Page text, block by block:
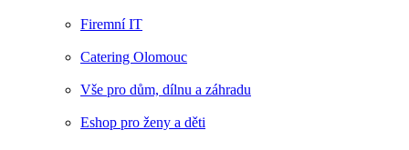
Firemní IT
Catering Olomouc
Vše pro dům, dílnu a záhradu
Eshop pro ženy a děti